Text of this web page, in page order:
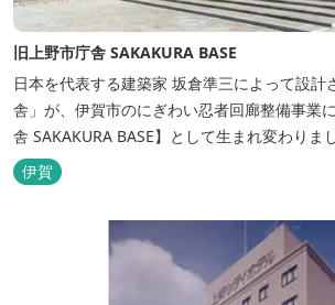
旧上野市庁舎 SAKAKURA BASE
日本を代表する建築家 坂倉準三によって設計
舎」が、伊賀市のにぎわい忍者回廊整備事業
舎 SAKAKURA BASE】として生まれ変わりま
館やホテル、カフェがあるほか、観光案内所
メーションセンター」や伊賀の逸品を取り揃
伊賀